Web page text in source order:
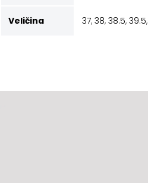
Veličina 37, 38, 38.5, 39.5,